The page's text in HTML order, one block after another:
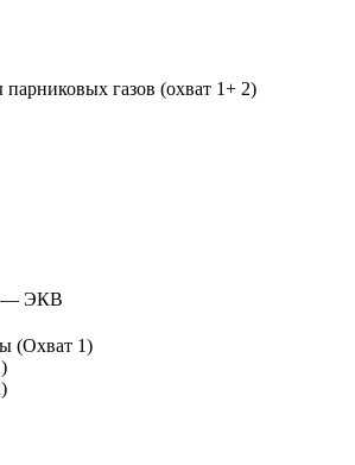
газов (охват 1+ 2)
— ЭКВ
(Охват 1)